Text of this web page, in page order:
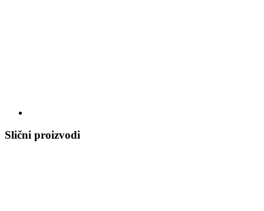
Slični proizvodi